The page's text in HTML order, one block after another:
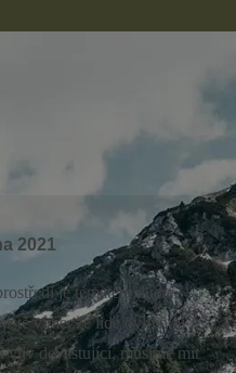
2021
je tématem, které
víme, že lidé ovlivňují
vliv devastující, musíme mít